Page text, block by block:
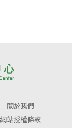
關於我們
網站授權條款